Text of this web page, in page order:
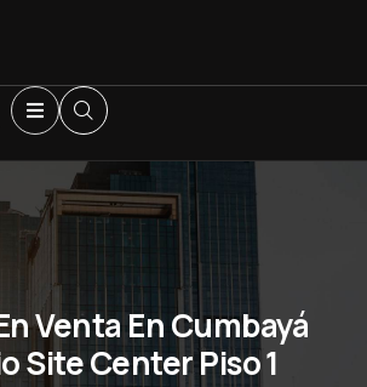
Venta En Cumbayá
Site Center Piso 1